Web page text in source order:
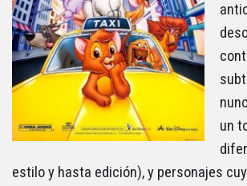
un
estilo y hasta edición), y personajes